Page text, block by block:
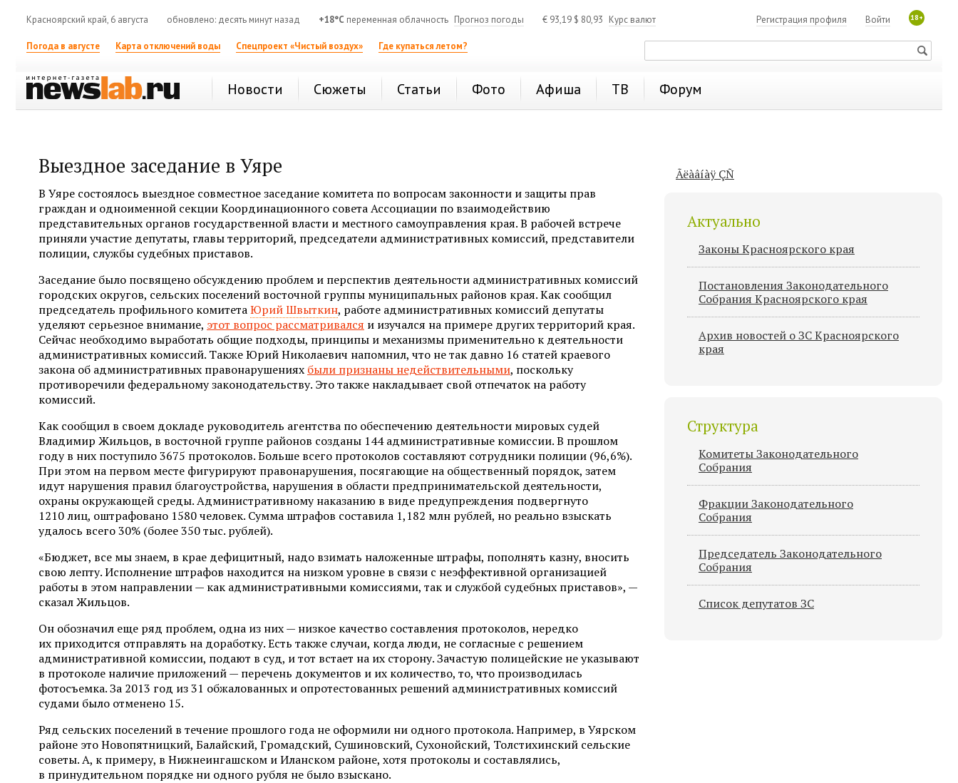
Красноярский край, 6 августа обновлено: десять минут назад +18°C переменная облачность Прогноз погоды € 93,19 $ 80,93 Курс валют 18+
Войти
Регистрация профиля
Погода в августе Карта отключений воды Спецпроект «Чистый воздух» Где купаться летом?
Новости Сюжеты Статьи Фото Афиша ТВ Форум
Выездное заседание в Уяре
В Уяре состоялось выездное совместное заседание комитета по вопросам законности и защиты прав
граждан и одноименной секции Координационного совета Ассоциации по взаимодействию
представительных органов государственной власти и местного самоуправления края. В рабочей встрече
приняли участие депутаты, главы территорий, председатели административных комиссий, представители
полиции, службы судебных приставов.
Заседание было посвящено обсуждению проблем и перспектив деятельности административных комиссий
городских округов, сельских поселений восточной группы муниципальных районов края. Как сообщил
председатель профильного комитетаЮрий Швыткин, работе административных комиссий депутаты
уделяют серьезное внимание, этот вопрос рассматривался и изучался на примере других территорий края.
Сейчас необходимо выработать общие подходы, принципы и механизмы применительно к деятельности
административных комиссий. Также Юрий Николаевич напомнил, что не так давно 16 статей краевого
закона об административных правонарушениях были признаны недействительными, поскольку
противоречили федеральному законодательству. Это также накладывает свой отпечаток на работу
комиссий.
Как сообщил в своем докладе руководитель агентства по обеспечению деятельности мировых судей
Владимир Жильцов, в восточной группе районов созданы 144 административные комиссии. В прошлом
году в них поступило 3675 протоколов. Больше всего протоколов составляют сотрудники полиции (96,6%).
При этом на первом месте фигурируют правонарушения, посягающие на общественный порядок, затем
идут нарушения правил благоустройства, нарушения в области предпринимательской деятельности,
охраны окружающей среды. Административному наказанию в виде предупреждения подвергнуто
1210 лиц, оштрафовано 1580 человек. Сумма штрафов составила 1,182 млн рублей, но реально взыскать
удалось всего 30% (более 350 тыс. рублей).
«Бюджет, все мы знаем, в крае дефицитный, надо взимать наложенные штрафы, пополнять казну, вносить
свою лепту. Исполнение штрафов находится на низком уровне в связи с неэффективной организацией
работы в этом направлении — как административными комиссиями, так и службой судебных приставов», —
сказал Жильцов.
Он обозначил еще ряд проблем, одна из них — низкое качество составления протоколов, нередко
их приходится отправлять на доработку. Есть также случаи, когда люди, не согласные с решением
административной комиссии, подают в суд, и тот встает на их сторону. Зачастую полицейские не указывают
в протоколе наличие приложений — перечень документов и их количество, то, что производилась
фотосъемка. За 2013 год из 31 обжалованных и опротестованных решений административных комиссий
судами было отменено 15.
Ряд сельских поселений в течение прошлого года не оформили ни одного протокола. Например, в Уярском
районе это Новопятницкий, Балайский, Громадский, Сушиновский, Сухонойский, Толстихинский сельские
советы. А, к примеру, в Нижнеингашском и Иланском районе, хотя протоколы и составлялись,
в принудительном порядке ни одного рубля не было взыскано.
Ãëàâíàÿ ÇÑ
Актуально
Законы Красноярского края
Постановления Законодательного
Cобрания Красноярского края
Архив новостей о ЗС Красноярского
края
Структура
Комитеты Законодательного
Собрания
Фракции Законодательного
Собрания
Председатель Законодательного
Cобрания
Список депутатов ЗС